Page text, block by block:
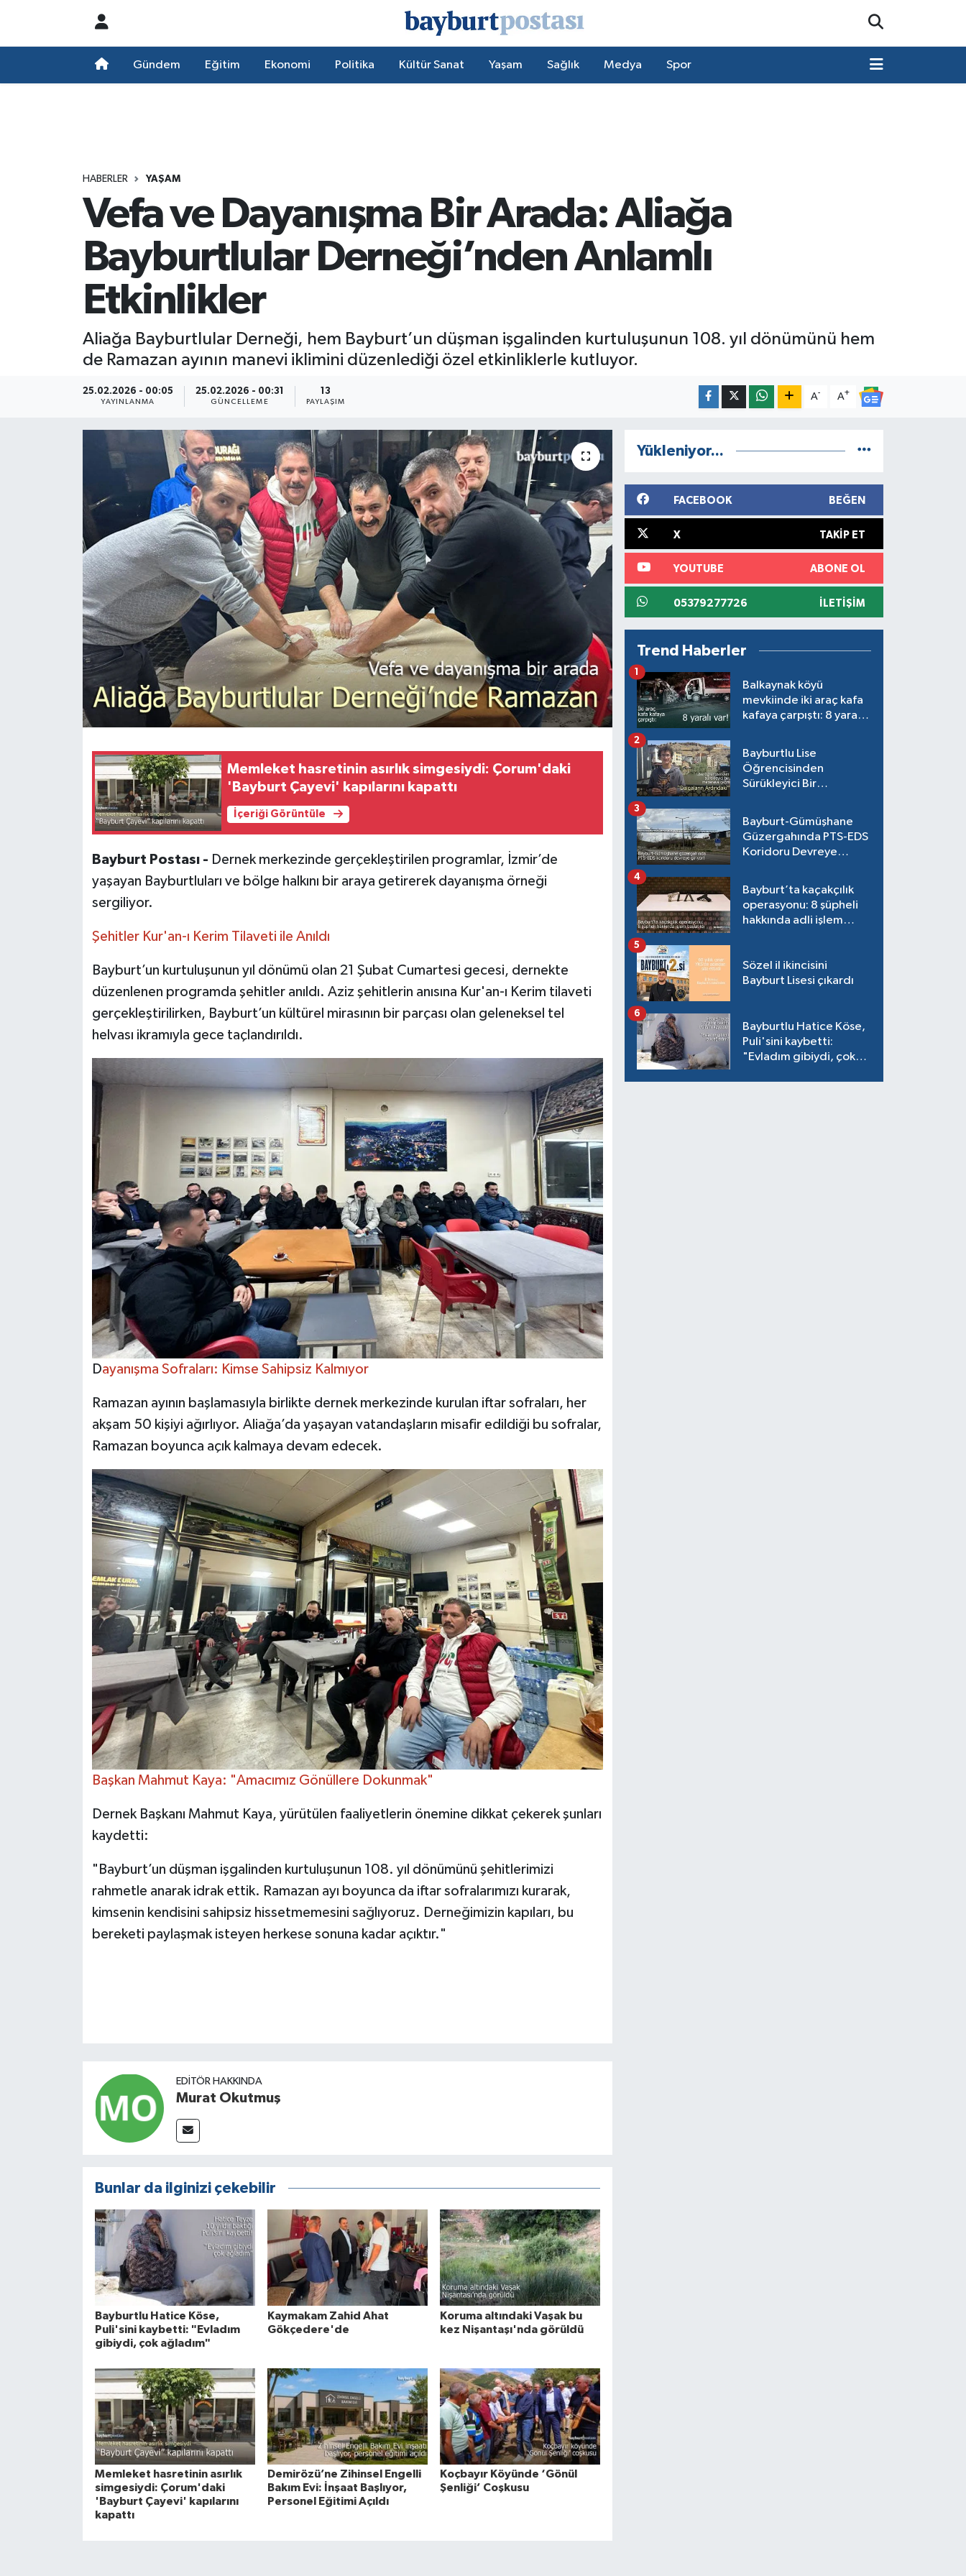
Gündem Eğitim Ekonomi Politika Kültür Sanat Yaşam Sağlık Medya Spor
HABERLER YAŞAM
Vefa ve Dayanışma Bir Arada: Aliağa
Bayburtlular Derneği’nden Anlamlı
Etkinlikler
Aliağa Bayburtlular Derneği, hem Bayburt’un düşman işgalinden kurtuluşunun 108. yıl dönümünü hem
de Ramazan ayının manevi iklimini düzenlediği özel etkinliklerle kutluyor.
25.02.2026 - 00:05
YAYINLANMA
25.02.2026 - 00:31
GÜNCELLEME
13
PAYLAŞIM
A- A+
Memleket hasretinin asırlık simgesiydi: Çorum'daki
'Bayburt Çayevi' kapılarını kapattı
İçeriği Görüntüle
Bayburt Postası - Dernek merkezinde gerçekleştirilen programlar, İzmir’de
yaşayan Bayburtluları ve bölge halkını bir araya getirerek dayanışma örneği
sergiliyor.
Şehitler Kur'an-ı Kerim Tilaveti ile Anıldı
Bayburt’un kurtuluşunun yıl dönümü olan 21 Şubat Cumartesi gecesi, dernekte
düzenlenen programda şehitler anıldı. Aziz şehitlerin anısına Kur'an-ı Kerim tilaveti
gerçekleştirilirken, Bayburt’un kültürel mirasının bir parçası olan geleneksel tel
helvası ikramıyla gece taçlandırıldı.
Dayanışma Sofraları: Kimse Sahipsiz Kalmıyor
Ramazan ayının başlamasıyla birlikte dernek merkezinde kurulan iftar sofraları, her
akşam 50 kişiyi ağırlıyor. Aliağa’da yaşayan vatandaşların misafir edildiği bu sofralar,
Ramazan boyunca açık kalmaya devam edecek.
Başkan Mahmut Kaya: "Amacımız Gönüllere Dokunmak"
Dernek Başkanı Mahmut Kaya, yürütülen faaliyetlerin önemine dikkat çekerek şunları
kaydetti:
"Bayburt’un düşman işgalinden kurtuluşunun 108. yıl dönümünü şehitlerimizi
rahmetle anarak idrak ettik. Ramazan ayı boyunca da iftar sofralarımızı kurarak,
kimsenin kendisini sahipsiz hissetmemesini sağlıyoruz. Derneğimizin kapıları, bu
bereketi paylaşmak isteyen herkese sonuna kadar açıktır."
EDITÖR HAKKINDA
Murat Okutmuş
Bunlar da ilginizi çekebilir
Bayburtlu Hatice Köse,
Puli'sini kaybetti: "Evladım
gibiydi, çok ağladım"
Kaymakam Zahid Ahat
Gökçedere'de
Koruma altındaki Vaşak bu
kez Nişantaşı'nda görüldü
Memleket hasretinin asırlık
simgesiydi: Çorum'daki
'Bayburt Çayevi' kapılarını
kapattı
Demirözü’ne Zihinsel Engelli
Bakım Evi: İnşaat Başlıyor,
Personel Eğitimi Açıldı
Koçbayır Köyünde ‘Gönül
Şenliği’ Coşkusu
Yükleniyor...
FACEBOOK BEĞEN
X TAKIP ET
YOUTUBE ABONE OL
05379277726 İLETIŞIM
Trend Haberler
Balkaynak köyü
mevkiinde iki araç kafa
kafaya çarpıştı: 8 yaralı
1
Bayburtlu Lise
Öğrencisinden
Sürükleyici Bir
2
Bayburt-Gümüşhane
Güzergahında PTS-EDS
Koridoru Devreye
3
Bayburt’ta kaçakçılık
operasyonu: 8 şüpheli
hakkında adli işlem
4
Sözel il ikincisini
Bayburt Lisesi çıkardı
5
Bayburtlu Hatice Köse,
Puli'sini kaybetti:
"Evladım gibiydi, çok
6
Süper Lig Puan Durumu ve Fikstür
Son Dakika Haberleri
Haber Arşivi